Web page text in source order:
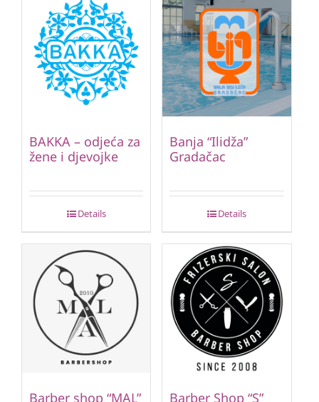
BAKKA – odjeća za
žene i djevojke
Details
Banja “Ilidža”
Gradačac
Details
Barber shop “MAL” Barber Shop “S”